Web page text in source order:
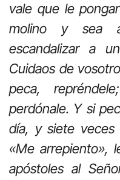
vale que le
molino y sea
escandalizar a
Cuidaos de
peca,
perdónale. Y si
día, y siete
«Me arrepiento»,
apóstoles al